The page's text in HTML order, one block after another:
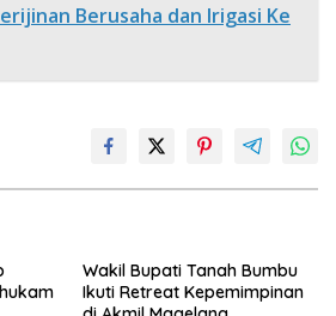
Berusaha dan Irigasi Ke
Wakil Bupati Tanah Bumbu
Ikuti Retreat Kepemimpinan